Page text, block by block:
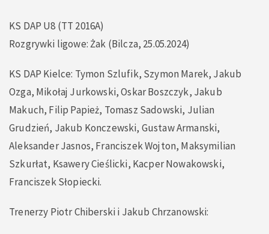
KS DAP U8 (TT 2016A)
Rozgrywki ligowe: Żak (Bilcza, 25.05.2024)
KS DAP Kielce: Tymon Szlufik, Szymon Marek, Jakub
Ozga, Mikołaj Jurkowski, Oskar Boszczyk, Jakub
Makuch, Filip Papież, Tomasz Sadowski, Julian
Grudzień, Jakub Konczewski, Gustaw Armanski,
Aleksander Jasnos, Franciszek Wojton, Maksymilian
Szkurłat, Ksawery Cieślicki, Kacper Nowakowski,
Franciszek Słopiecki.
Trenerzy Piotr Chiberski i Jakub Chrzanowski: